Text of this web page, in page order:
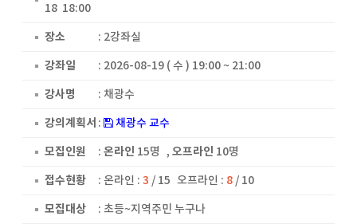
18 18:00
장소
: 2강좌실
강좌일
: 2026-08-19 ( 수 ) 19:00 ~ 21:00
강사명
: 채광수
강의계획서 :
채광수 교수
모집인원
:온라인 15명 ,오프라인 10명
접수현황
:온라인 :3 / 15 오프라인 : 8 / 10
모집대상
: 초등~지역주민 누구나